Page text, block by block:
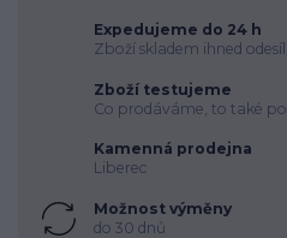
Expedujeme do 24 h
Zboží skladem ihned
Zboží testujeme
Co prodáváme, to také
Kamenná prodejna
Liberec
Možnost výměny
do 30 dnů